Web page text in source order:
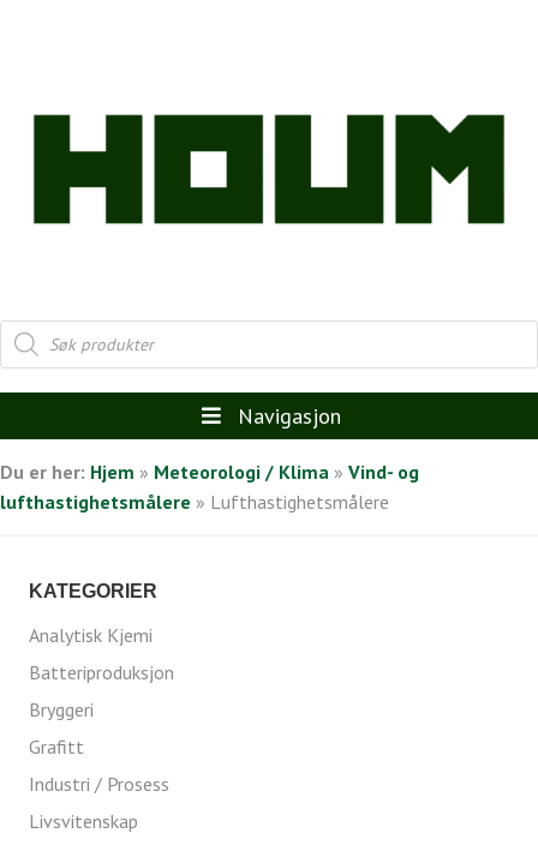
Products
search
Navigasjon
Du er her: Hjem » Meteorologi / Klima » Vind- og
lufthastighetsmålere » Lufthastighetsmålere
KATEGORIER
Analytisk Kjemi
Batteriproduksjon
Bryggeri
Grafitt
Industri / Prosess
Livsvitenskap